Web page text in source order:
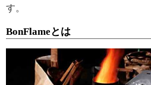
す。
BonFlameとは